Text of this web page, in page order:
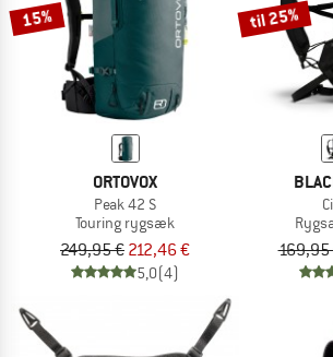
15%
ORTOVOX
Peak 42 S
Touring rygsæk
249,95 € 212,46 €
5,0(4)
til 25%
169,95